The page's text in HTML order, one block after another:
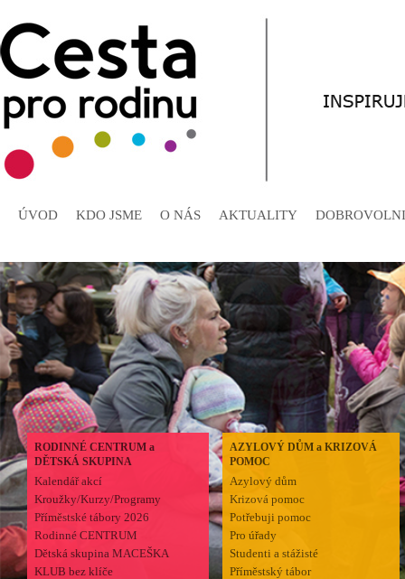
ÚVOD KDO JSME O NÁS AKTUALITY
RODINNÉ CENTRUM a
DĚTSKÁ SKUPINA
Kalendář akcí
Kroužky/Kurzy/Programy
Příměstské tábory 2026
Rodinné CENTRUM
Dětská skupina MACEŠKA
KLUB bez klíče
AZYLOVÝ DŮM a KRIZOVÁ
POMOC
Azylový dům
Krizová pomoc
Potřebuji pomoc
Pro úřady
Studenti a stážisté
Příměstský tábor